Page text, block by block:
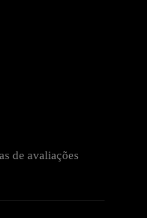
de avaliações